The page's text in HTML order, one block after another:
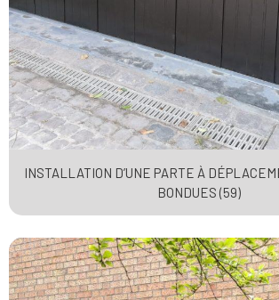
INSTALLATION D’UNE PARTE À
BONDUES (59)